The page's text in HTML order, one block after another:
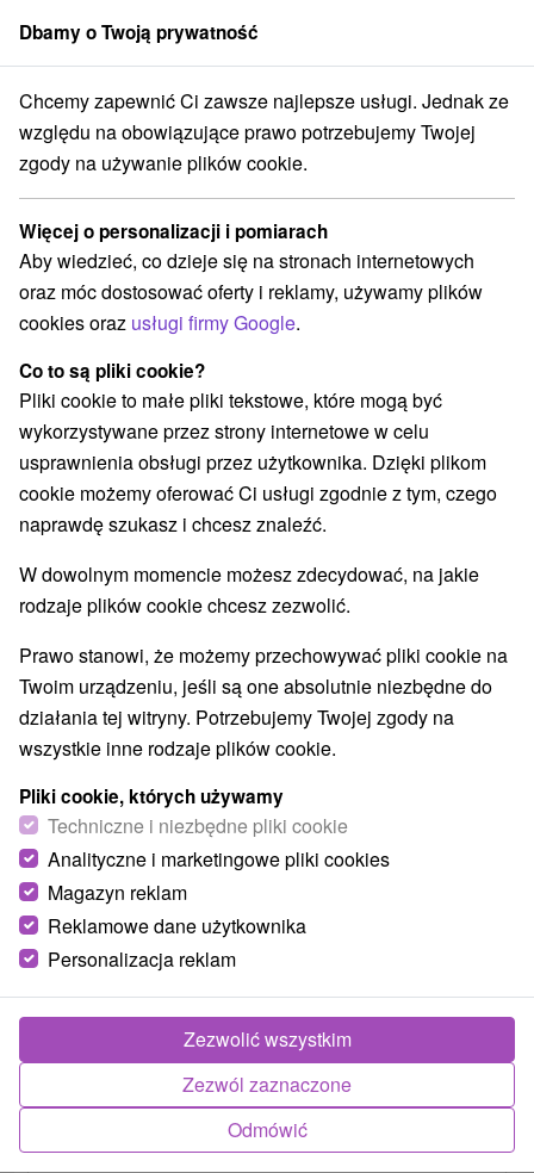
członek grupySorger
na Słowacji Západné Slovensko Trnavský kraj Smolenice
Zakwaterowanie na Słowacji
Smolenice
Kategorie
Wszystkie kategorie
Chaty na prenájom
Penzióny(1)
Wybierz lokalizację lub datę
WSZYSTKO NAJTAŃSZE NAJDROŻSZE NA
Penzión Smolenice
Penzión v krásnom prostredí Malých Karpát, v malebnej
obci Smolenice, ponúka ubytovanie v 2 izbách a...
Dbamy o Twoją prywatność
Chcemy zapewnić Ci zawsze najlepsze usługi. Jednak ze
względu na obowiązujące prawo potrzebujemy Twojej
zgody na używanie plików cookie.
Więcej o personalizacji i pomiarach
Aby wiedzieć, co dzieje się na stronach internetowych
oraz móc dostosować oferty i reklamy, używamy plików
cookies oraz usługi firmy Google.
Co to są pliki cookie?
Pliki cookie to małe pliki tekstowe, które mogą być
wykorzystywane przez strony internetowe w celu
usprawnienia obsługi przez użytkownika. Dzięki plikom
cookie możemy oferować Ci usługi zgodnie z tym, czego
naprawdę szukasz i chcesz znaleźć.
W dowolnym momencie możesz zdecydować, na jakie
rodzaje plików cookie chcesz zezwolić.
Prawo stanowi, że możemy przechowywać pliki cookie na
Twoim urządzeniu, jeśli są one absolutnie niezbędne do
działania tej witryny. Potrzebujemy Twojej zgody na
wszystkie inne rodzaje plików cookie.
Pliki cookie, których używamy
Techniczne i niezbędne pliki cookie
Analityczne i marketingowe pliki cookies
Magazyn reklam
Reklamowe dane użytkownika
Personalizacja reklam
Odmówić
Zezwól zaznaczone
Zezwolić wszystkim